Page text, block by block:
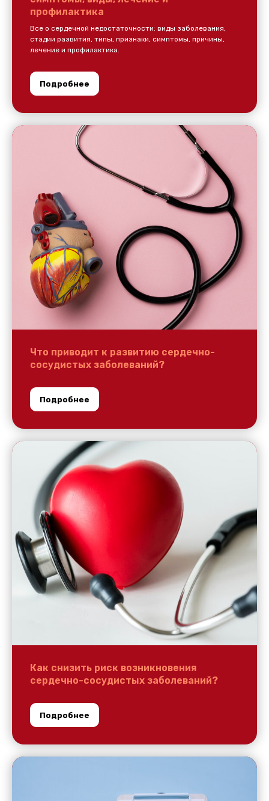
профилактика
Все о сердечной недостаточности: виды заболевания,
стадии развития, типы, признаки, симптомы, причины,
лечение и профилактика.
Подробнее
Что приводит к развитию сердечно-
сосудистых заболеваний?
Подробнее
Как снизить риск возникновения
сердечно-сосудистых заболеваний?
Подробнее